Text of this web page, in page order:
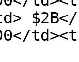
$2B</